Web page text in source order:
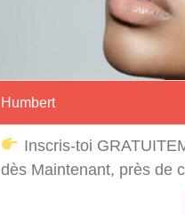
Humbert
Inscris-toi
dès Maintenant, près de